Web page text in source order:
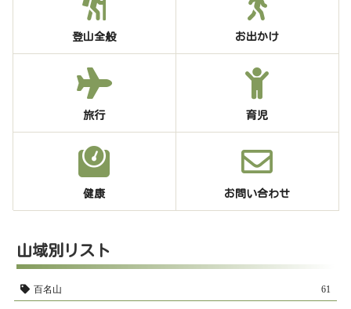
登山全般 お出かけ
旅行 育児
健康 お問い合わせ
山域別リスト
百名山 61